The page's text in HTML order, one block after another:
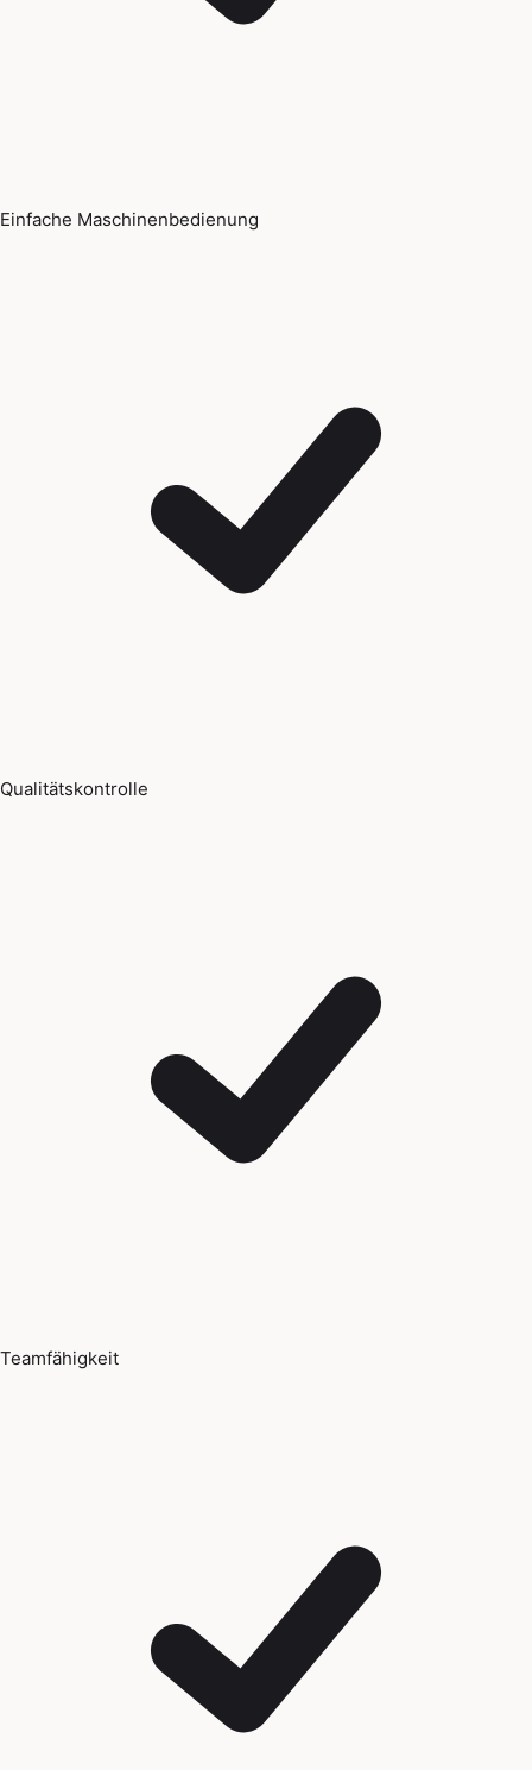
Einfache Maschinenbedienung
Qualitätskontrolle
Teamfähigkeit